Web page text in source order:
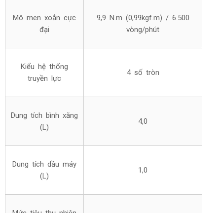
Mô men xoắn cực
đại
9,9 N.m (0,99kgf.m) / 6.500
vòng/phút
Kiểu hệ thống
truyền lực
4 số tròn
Dung tích bình xăng
(L)
4,0
Dung tích dầu máy
(L)
1,0